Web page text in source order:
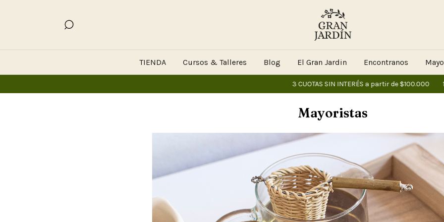
TIENDA Cursos & Talleres Blog El Gran Jardin Encontranos
3 CUOTAS SIN INTERÉS a partir de $100.000 10% OFF
Mayoristas